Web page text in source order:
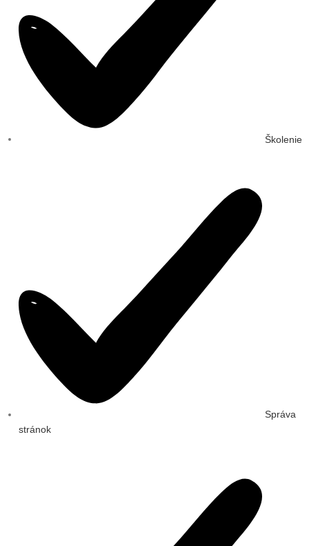
Školenie
Správa
stránok